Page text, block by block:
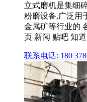
立式磨机是集细
粉磨设备,广泛用
金属矿等行业的
页 新闻 贴吧 知
联系电话: 180